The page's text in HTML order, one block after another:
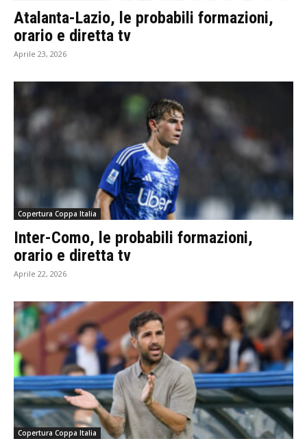
Atalanta-Lazio, le probabili formazioni,
orario e diretta tv
Aprile 23, 2026
Copertura Coppa Italia
Inter-Como, le probabili formazioni,
orario e diretta tv
Aprile 22, 2026
Copertura Coppa Italia